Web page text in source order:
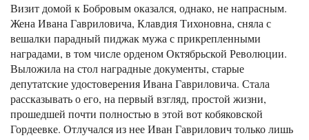
Визит домой к Бобровым оказался, однако, не напрасным.
Жена Ивана Гавриловича, Клавдия Тихоновна, сняла с
вешалки парадный пиджак мужа с прикрепленными
наградами, в том числе орденом Октябрьской Революции.
Выложила на стол наградные документы, старые
депутатские удостоверения Ивана Гавриловича. Стала
рассказывать о его, на первый взгляд, простой жизни,
прошедшей почти полностью в этой вот кобяковской
Гордеевке. Отлучался из нее Иван Гаврилович только лишь